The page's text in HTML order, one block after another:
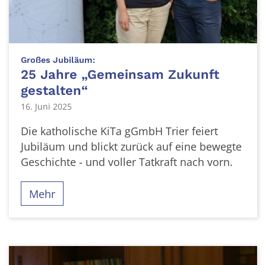
Großes Jubiläum::
25 Jahre „Gemeinsam Zukunft
gestalten“
16. Juni 2025
Die katholische KiTa gGmbH Trier feiert
Jubiläum und blickt zurück auf eine bewegte
Geschichte - und voller Tatkraft nach vorn.
Mehr